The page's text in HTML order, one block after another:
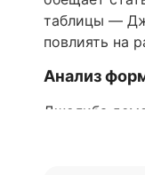
таблицы —
повлиять на
Анализ
Джолиба